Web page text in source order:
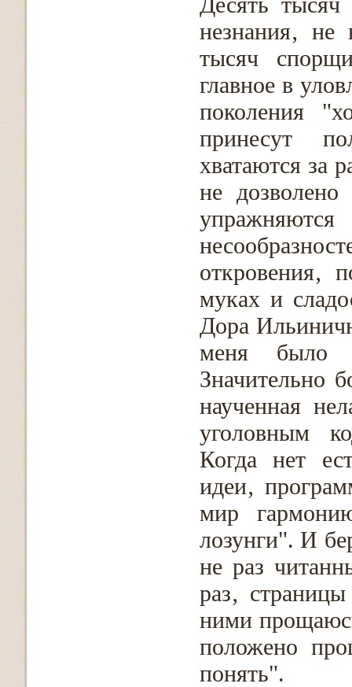
незнания‚ не
тысяч
главное в
поколения
принесут
хватаются за
не
откровения‚
муках и
Дора
меня было
Значительно
наученная
уголовным
Когда нет
идеи‚
мир
лозунги". И
не раз
раз‚
ними
положено
понять".